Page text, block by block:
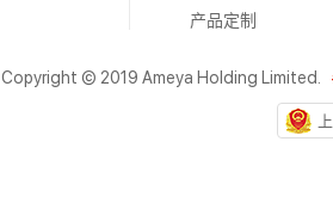
产品定制
Copyright © 2019 Ameya Holding Limited.